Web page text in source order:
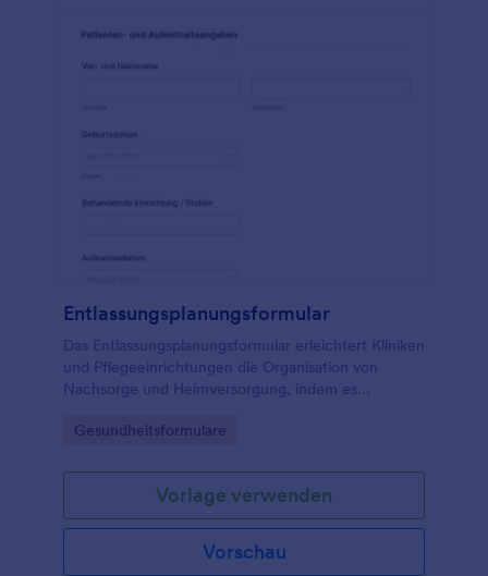
Entlassungsplanungsformular
Das Entlassungsplanungsformular erleichtert Kliniken
und Pflegeeinrichtungen die Organisation von
Nachsorge und Heimversorgung, indem es
sicher für die weitere Bearbeitung bereitstellt.
Go to Category:
Gesundheitsformulare
Vorlage verwenden
Vorschau